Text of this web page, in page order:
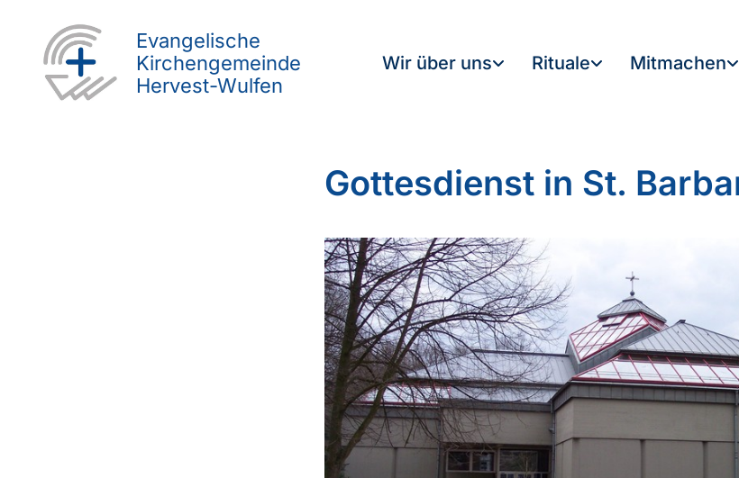
Evangelische
Kirchengemeinde
Hervest-Wulfen
Wir über uns Rituale Mitmachen
Gottesdienst in St.